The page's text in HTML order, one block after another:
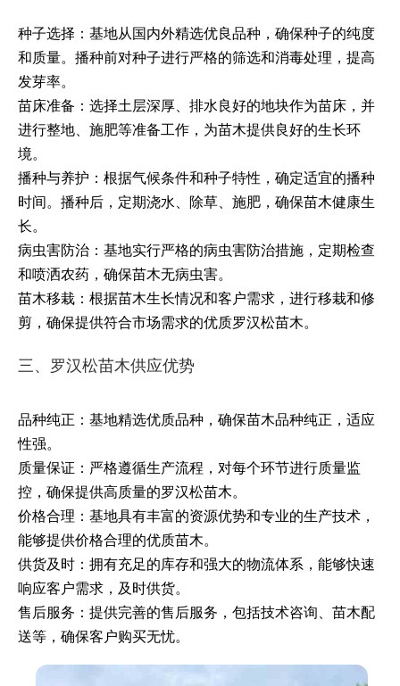
种子选择：基地从国内外精选优良品种，确保种子的纯度
和质量。播种前对种子进行严格的筛选和消毒处理，提高
发芽率。
苗床准备：选择土层深厚、排水良好的地块作为苗床，并
进行整地、施肥等准备工作，为苗木提供良好的生长环
境。
播种与养护：根据气候条件和种子特性，确定适宜的播种
时间。播种后，定期浇水、除草、施肥，确保苗木健康生
长。
病虫害防治：基地实行严格的病虫害防治措施，定期检查
和喷洒农药，确保苗木无病虫害。
苗木移栽：根据苗木生长情况和客户需求，进行移栽和修
剪，确保提供符合市场需求的优质罗汉松苗木。
三、罗汉松苗木供应优势
品种纯正：基地精选优质品种，确保苗木品种纯正，适应
性强。
质量保证：严格遵循生产流程，对每个环节进行质量监
控，确保提供高质量的罗汉松苗木。
价格合理：基地具有丰富的资源优势和专业的生产技术，
能够提供价格合理的优质苗木。
供货及时：拥有充足的库存和强大的物流体系，能够快速
响应客户需求，及时供货。
售后服务：提供完善的售后服务，包括技术咨询、苗木配
送等，确保客户购买无忧。